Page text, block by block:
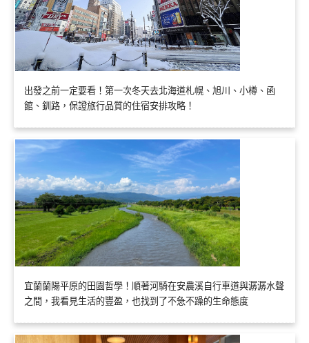
出發之前一定要看！第一次冬天去北海道札幌、旭川、小樽、函
館、釧路，保證旅行品質的住宿安排攻略！
宜蘭蘭陽平原的田園哲學！順著河騎在安農溪自行車道與潺潺水聲
之間，我看見生活的豐盈，也找到了不急不躁的生命態度